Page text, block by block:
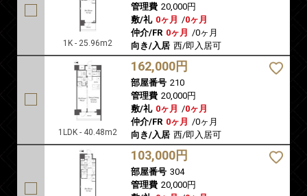
1K - 25.96m2
管理費 20,000円
敷/礼 0ヶ月 /0ヶ月
仲介/FR 0ヶ月 /0ヶ月
向き/入居 西/即入居可
1LDK - 40.48m2
162,000円
部屋番号 210
管理費 20,000円
敷/礼 0ヶ月 /0ヶ月
仲介/FR 0ヶ月 /0ヶ月
向き/入居 西/即入居可
103,000円
部屋番号 304
管理費 20,000円